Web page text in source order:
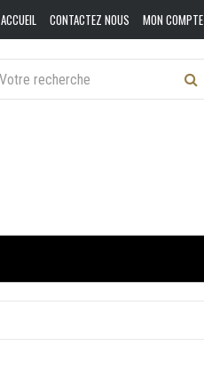
ACCUEIL CONTACTEZ NOUS MON COMPTE